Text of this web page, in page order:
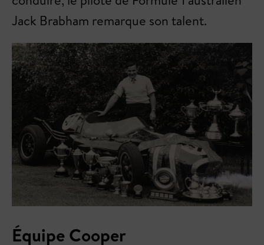
Jack Brabham remarque son talent.
Équipe Cooper